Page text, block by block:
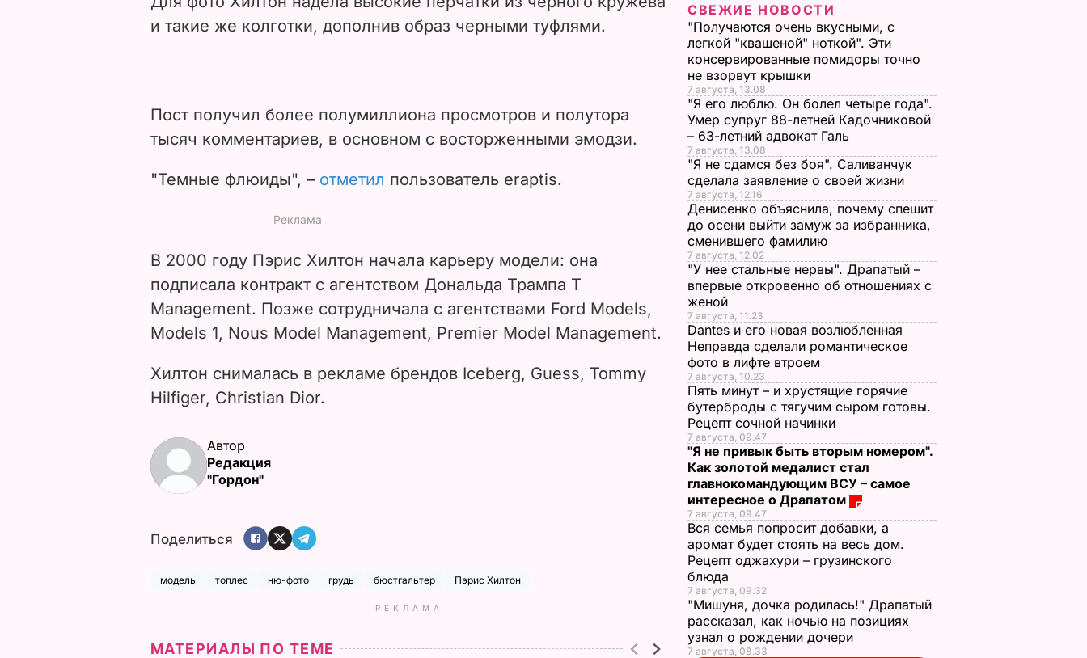
i
o
и такие же колготки, дополнив образ черными туфлями.
Пост получил более полумиллиона просмотров и полутора
тысяч комментариев, в основном с восторженными эмодзи.
"Темные флюиды", – отметил пользователь eraptis.
В 2000 году Пэрис Хилтон начала карьеру модели: она
подписала контракт с агентством Дональда Трампа T
Management. Позже сотрудничала с агентствами Ford Models,
Models 1, Nous Model Management, Premier Model Management.
Хилтон снималась в рекламе брендов Iceberg, Guess, Tommy
Hilfiger, Christian Dior.
Автор
Редакция
"Гордон"
Поделиться
модель топлес ню-фото грудь бюстгальтер Пэрис Хилтон
РЕКЛАМА
МАТЕРИАЛЫ ПО ТЕМЕ
СВЕЖИЕ НОВОСТИ
"Получаются очень вкусными, с
легкой "квашеной" ноткой". Эти
консервированные помидоры точно
не взорвут крышки
7 августа, 13.08
"Я его люблю. Он болел четыре года".
Умер супруг 88-летней Кадочниковой
– 63-летний адвокат Галь
7 августа, 13.08
"Я не сдамся без боя". Саливанчук
сделала заявление о своей жизни
7 августа, 12.16
Денисенко объяснила, почему спешит
до осени выйти замуж за избранника,
сменившего фамилию
7 августа, 12.02
"У нее стальные нервы". Драпатый –
впервые откровенно об отношениях с
женой
7 августа, 11.23
Dantes и его новая возлюбленная
Неправда сделали романтическое
фото в лифте втроем
7 августа, 10.23
Пять минут – и хрустящие горячие
бутерброды с тягучим сыром готовы.
Рецепт сочной начинки
7 августа, 09.47
"Я не привык быть вторым номером".
Как золотой медалист стал
главнокомандующим ВСУ – самое
интересное о Драпатом
7 августа, 09.47
Вся семья попросит добавки, а
аромат будет стоять на весь дом.
Рецепт оджахури – грузинского
блюда
7 августа, 09.32
"Мишуня, дочка родилась!" Драпатый
рассказал, как ночью на позициях
узнал о рождении дочери
7 августа, 08.33